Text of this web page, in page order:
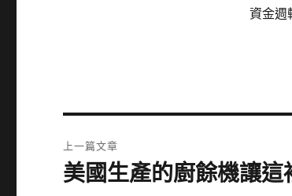
資金週
章
上一篇文章
上
美國生產的廚餘機讓